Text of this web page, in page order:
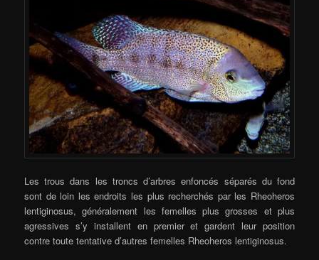
Les trous dans les troncs d’arbres enfoncés séparés du fond
sont de loin les endroits les plus recherchés par les Rheoheros
lentiginosus, généralement les femelles plus grosses et plus
agressives s’y installent en premier et gardent leur position
contre toute tentative d’autres femelles Rheoheros lentiginosus.